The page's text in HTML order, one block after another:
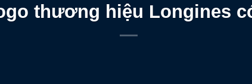
thương hiệu Longines